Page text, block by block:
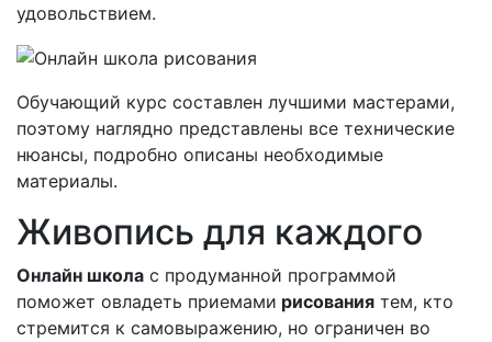
удовольствием.
Обучающий курс составлен лучшими мастерами,
поэтому наглядно представлены все технические
нюансы, подробно описаны необходимые
материалы.
Живопись для каждого
Онлайн школа с продуманной программой
поможет овладеть приемами рисования тем, кто
стремится к самовыражению, но ограничен во